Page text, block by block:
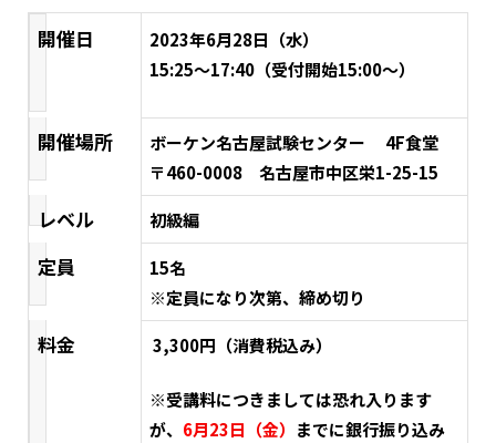
開催日
2023年6月28日（水）
15:25～17:40（受付開始15:00～）
開催場所
ボーケン名古屋試験センター 4F食堂
〒460-0008 名古屋市中区栄1-25-15
レベル 初級編
定員
15名
※定員になり次第、締め切り
料金 3,300円（消費税込み）
※受講料につきましては恐れ入ります
が、 6月23日（金） までに銀行振り込み